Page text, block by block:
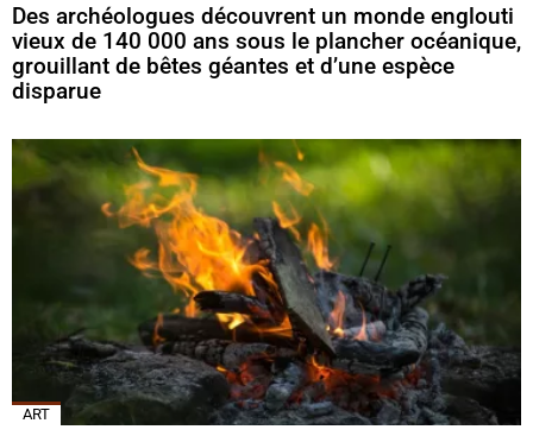
Des archéologues découvrent un monde englouti
vieux de 140 000 ans sous le plancher océanique,
grouillant de bêtes géantes et d’une espèce
disparue
ART